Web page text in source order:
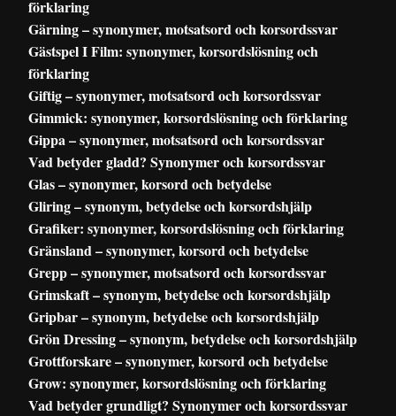
förklaring
Gärning – synonymer, motsatsord och korsordssvar
Gästspel I Film: synonymer, korsordslösning och
förklaring
Giftig – synonymer, motsatsord och korsordssvar
Gimmick: synonymer, korsordslösning och förklaring
Gippa – synonymer, motsatsord och korsordssvar
Vad betyder gladd? Synonymer och korsordssvar
Glas – synonymer, korsord och betydelse
Gliring – synonym, betydelse och korsordshjälp
Grafiker: synonymer, korsordslösning och förklaring
Gränsland – synonymer, korsord och betydelse
Grepp – synonymer, motsatsord och korsordssvar
Grimskaft – synonym, betydelse och korsordshjälp
Gripbar – synonym, betydelse och korsordshjälp
Grön Dressing – synonym, betydelse och korsordshjälp
Grottforskare – synonymer, korsord och betydelse
Grow: synonymer, korsordslösning och förklaring
Vad betyder grundligt? Synonymer och korsordssvar